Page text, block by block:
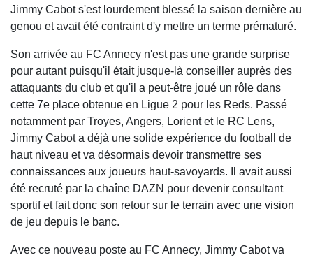
Jimmy Cabot s'est lourdement blessé la saison dernière au
genou et avait été contraint d'y mettre un terme prématuré.
Son arrivée au FC Annecy n'est pas une grande surprise
pour autant puisqu'il était jusque-là conseiller auprès des
attaquants du club et qu'il a peut-être joué un rôle dans
cette 7e place obtenue en Ligue 2 pour les Reds. Passé
notamment par Troyes, Angers, Lorient et le RC Lens,
Jimmy Cabot a déjà une solide expérience du football de
haut niveau et va désormais devoir transmettre ses
connaissances aux joueurs haut-savoyards. Il avait aussi
été recruté par la chaîne DAZN pour devenir consultant
sportif et fait donc son retour sur le terrain avec une vision
de jeu depuis le banc.
Avec ce nouveau poste au FC Annecy, Jimmy Cabot va